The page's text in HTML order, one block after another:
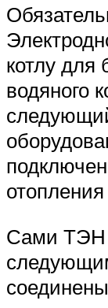
котлу для
водяного
Сами ТЭН